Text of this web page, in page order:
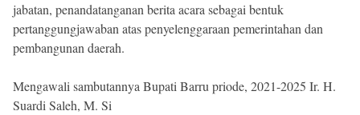
jabatan, penandatanganan berita acara sebagai bentuk
pertanggungjawaban atas penyelenggaraan pemerintahan dan
pembangunan daerah.
Mengawali sambutannya Bupati Barru priode, 2021-2025 Ir. H.
Suardi Saleh, M. Si